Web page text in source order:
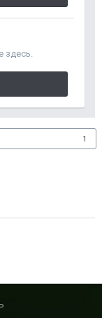
здесь.
1